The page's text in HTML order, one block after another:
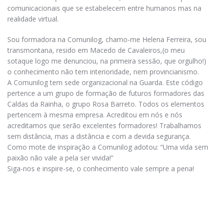
comunicacionais que se estabelecem entre humanos mas na
realidade virtual.
Sou formadora na Comunilog, chamo-me Helena Ferreira, sou
transmontana, resido em Macedo de Cavaleiros,(o meu
sotaque logo me denunciou, na primeira sessão, que orgulho!)
o conhecimento não tem interioridade, nem provincianismo.
A Comunilog tem sede organizacional na Guarda. Este código
pertence a um grupo de formação de futuros formadores das
Caldas da Rainha, o grupo Rosa Barreto. Todos os elementos
pertencem à mesma empresa. Acreditou em nós e nós
acreditamos que serão excelentes formadores! Trabalhamos
sem distância, mas a distância e com a devida segurança.
Como mote de inspiração a Comunilog adotou: “Uma vida sem
paixão não vale a pela ser vivida!”
Siga-nos e inspire-se, o conhecimento vale sempre a pena!